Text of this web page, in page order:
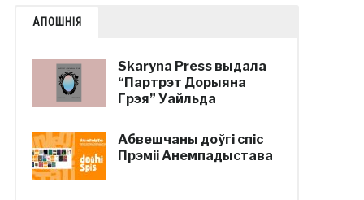
АПОШНІЯ
Skaryna Press выдала
“Партрэт Дорыяна
Грэя” Уайльда
Абвешчаны доўгі спіс
Прэміі Анемпадыстава